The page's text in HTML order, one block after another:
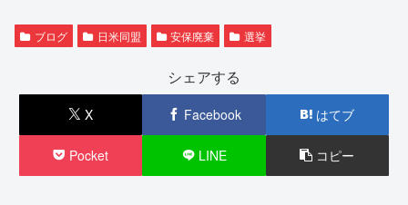
ブログ 日米同盟 安保廃棄 選挙
シェアする
X Facebook はてブ
Pocket LINE コピー